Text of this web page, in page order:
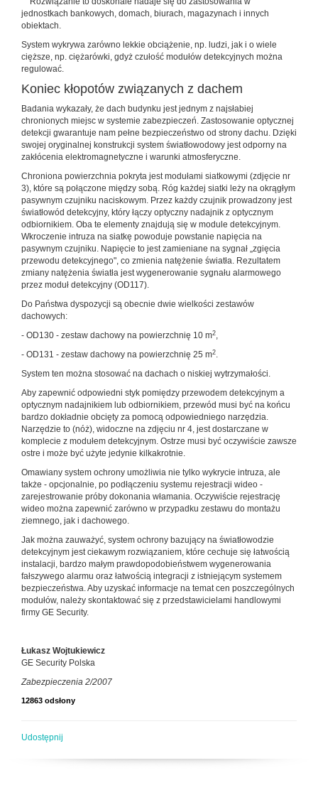
jednostkach bankowych, domach, biurach, magazynach i innych
obiektach.
System wykrywa zarówno lekkie obciążenie, np. ludzi, jak i o wiele
cięższe, np. ciężarówki, gdyż czułość modułów detekcyjnych można
regulować.
Koniec kłopotów związanych z dachem
Badania wykazały, że dach budynku jest jednym z najsłabiej
chronionych miejsc w systemie zabezpieczeń. Zastosowanie optycznej
detekcji gwarantuje nam pełne bezpieczeństwo od strony dachu. Dzięki
swojej oryginalnej konstrukcji system światłowodowy jest odporny na
zakłócenia elektromagnetyczne i warunki atmosferyczne.
Chroniona powierzchnia pokryta jest modułami siatkowymi (zdjęcie nr
3), które są połączone między sobą. Róg każdej siatki leży na okrągłym
pasywnym czujniku naciskowym. Przez każdy czujnik prowadzony jest
światłowód detekcyjny, który łączy optyczny nadajnik z optycznym
odbiornikiem. Oba te elementy znajdują się w module detekcyjnym.
Wkroczenie intruza na siatkę powoduje powstanie napięcia na
pasywnym czujniku. Napięcie to jest zamieniane na sygnał „zgięcia
przewodu detekcyjnego", co zmienia natężenie światła. Rezultatem
zmiany natężenia światła jest wygenerowanie sygnału alarmowego
przez moduł detekcyjny (OD117).
Do Państwa dyspozycji są obecnie dwie wielkości zestawów
dachowych:
- OD130 - zestaw dachowy na powierzchnię 10 m2,
- OD131 - zestaw dachowy na powierzchnię 25 m2.
System ten można stosować na dachach o niskiej wytrzymałości.
Aby zapewnić odpowiedni styk pomiędzy przewodem detekcyjnym a
optycznym nadajnikiem lub odbiornikiem, przewód musi być na końcu
bardzo dokładnie obcięty za pomocą odpowiedniego narzędzia.
Narzędzie to (nóż), widoczne na zdjęciu nr 4, jest dostarczane w
komplecie z modułem detekcyjnym. Ostrze musi być oczywiście zawsze
ostre i może być użyte jedynie kilkakrotnie.
Omawiany system ochrony umożliwia nie tylko wykrycie intruza, ale
także - opcjonalnie, po podłączeniu systemu rejestracji wideo -
zarejestrowanie próby dokonania włamania. Oczywiście rejestrację
wideo można zapewnić zarówno w przypadku zestawu do montażu
ziemnego, jak i dachowego.
Jak można zauważyć, system ochrony bazujący na światłowodzie
detekcyjnym jest ciekawym rozwiązaniem, które cechuje się łatwością
instalacji, bardzo małym prawdopodobieństwem wygenerowania
fałszywego alarmu oraz łatwością integracji z istniejącym systemem
bezpieczeństwa. Aby uzyskać informacje na temat cen poszczególnych
modułów, należy skontaktować się z przedstawicielami handlowymi
firmy GE Security.
Łukasz Wojtukiewicz
GE Security Polska
Zabezpieczenia 2/2007
12863 odsłony
Udostępnij